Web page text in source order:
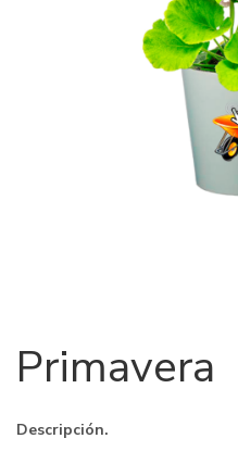
Primavera
Descripción.